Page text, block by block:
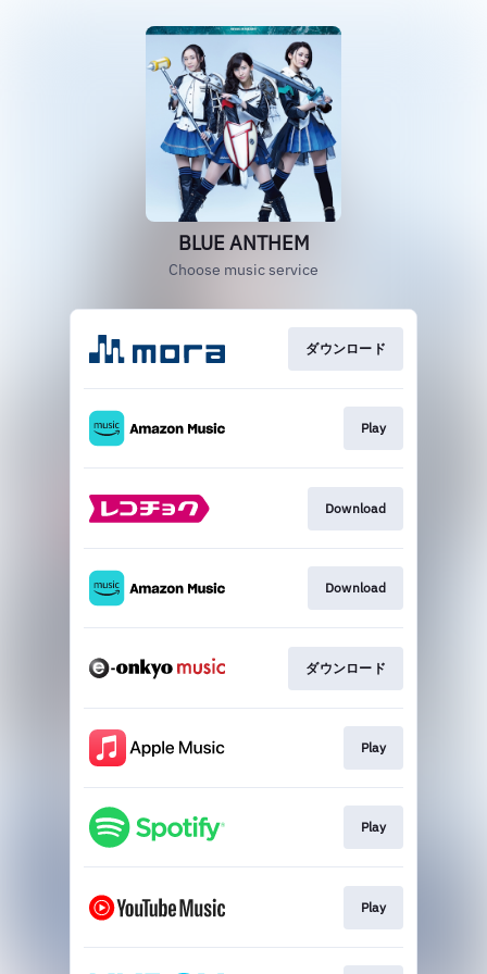
BLUE ANTHEM
Choose music service
ダウンロード
Play
Download
Download
ダウンロード
Play
Play
Play